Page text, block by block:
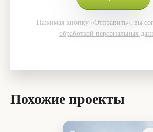
Нажимая кнопку «Отправить», вы
обработкой персональных
Похожие проекты